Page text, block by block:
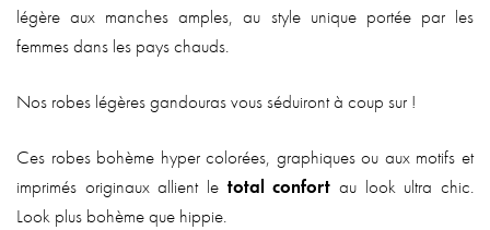
légère aux manches amples, au style unique portée par les
femmes dans les pays chauds.
Nos robes légères gandouras vous séduiront à coup sur !
Ces robes bohème hyper colorées, graphiques ou aux motifs et
imprimés originaux allient le total confort au look ultra chic.
Look plus bohème que hippie.